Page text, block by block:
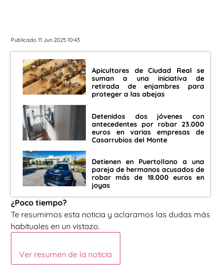
Publicado 11 Jun 2025 10:43
Apicultores de Ciudad Real se
suman a una iniciativa de
retirada de enjambres para
proteger a las abejas
Detenidos dos jóvenes con
antecedentes por robar 23.000
euros en varias empresas de
Casarrubios del Monte
Detienen en Puertollano a una
pareja de hermanos acusados de
robar más de 18.000 euros en
joyas
¿Poco tiempo?
Te resumimos esta noticia y aclaramos las dudas más
habituales en un vistazo.
Ver resumen de la noticia